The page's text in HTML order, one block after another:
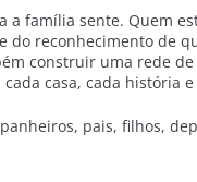
a família sente. Quem
do reconhecimento de
construir uma rede
casa, cada história
pais, filhos,